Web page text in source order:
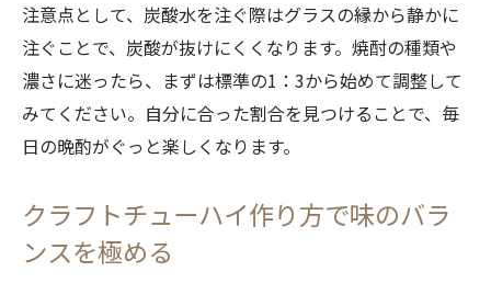
注意点として、炭酸水を注ぐ際はグラスの縁から静かに
注ぐことで、炭酸が抜けにくくなります。焼酎の種類や
濃さに迷ったら、まずは標準の1：3から始めて調整して
みてください。自分に合った割合を見つけることで、毎
日の晩酌がぐっと楽しくなります。
クラフトチューハイ作り方で味のバラ
ンスを極める